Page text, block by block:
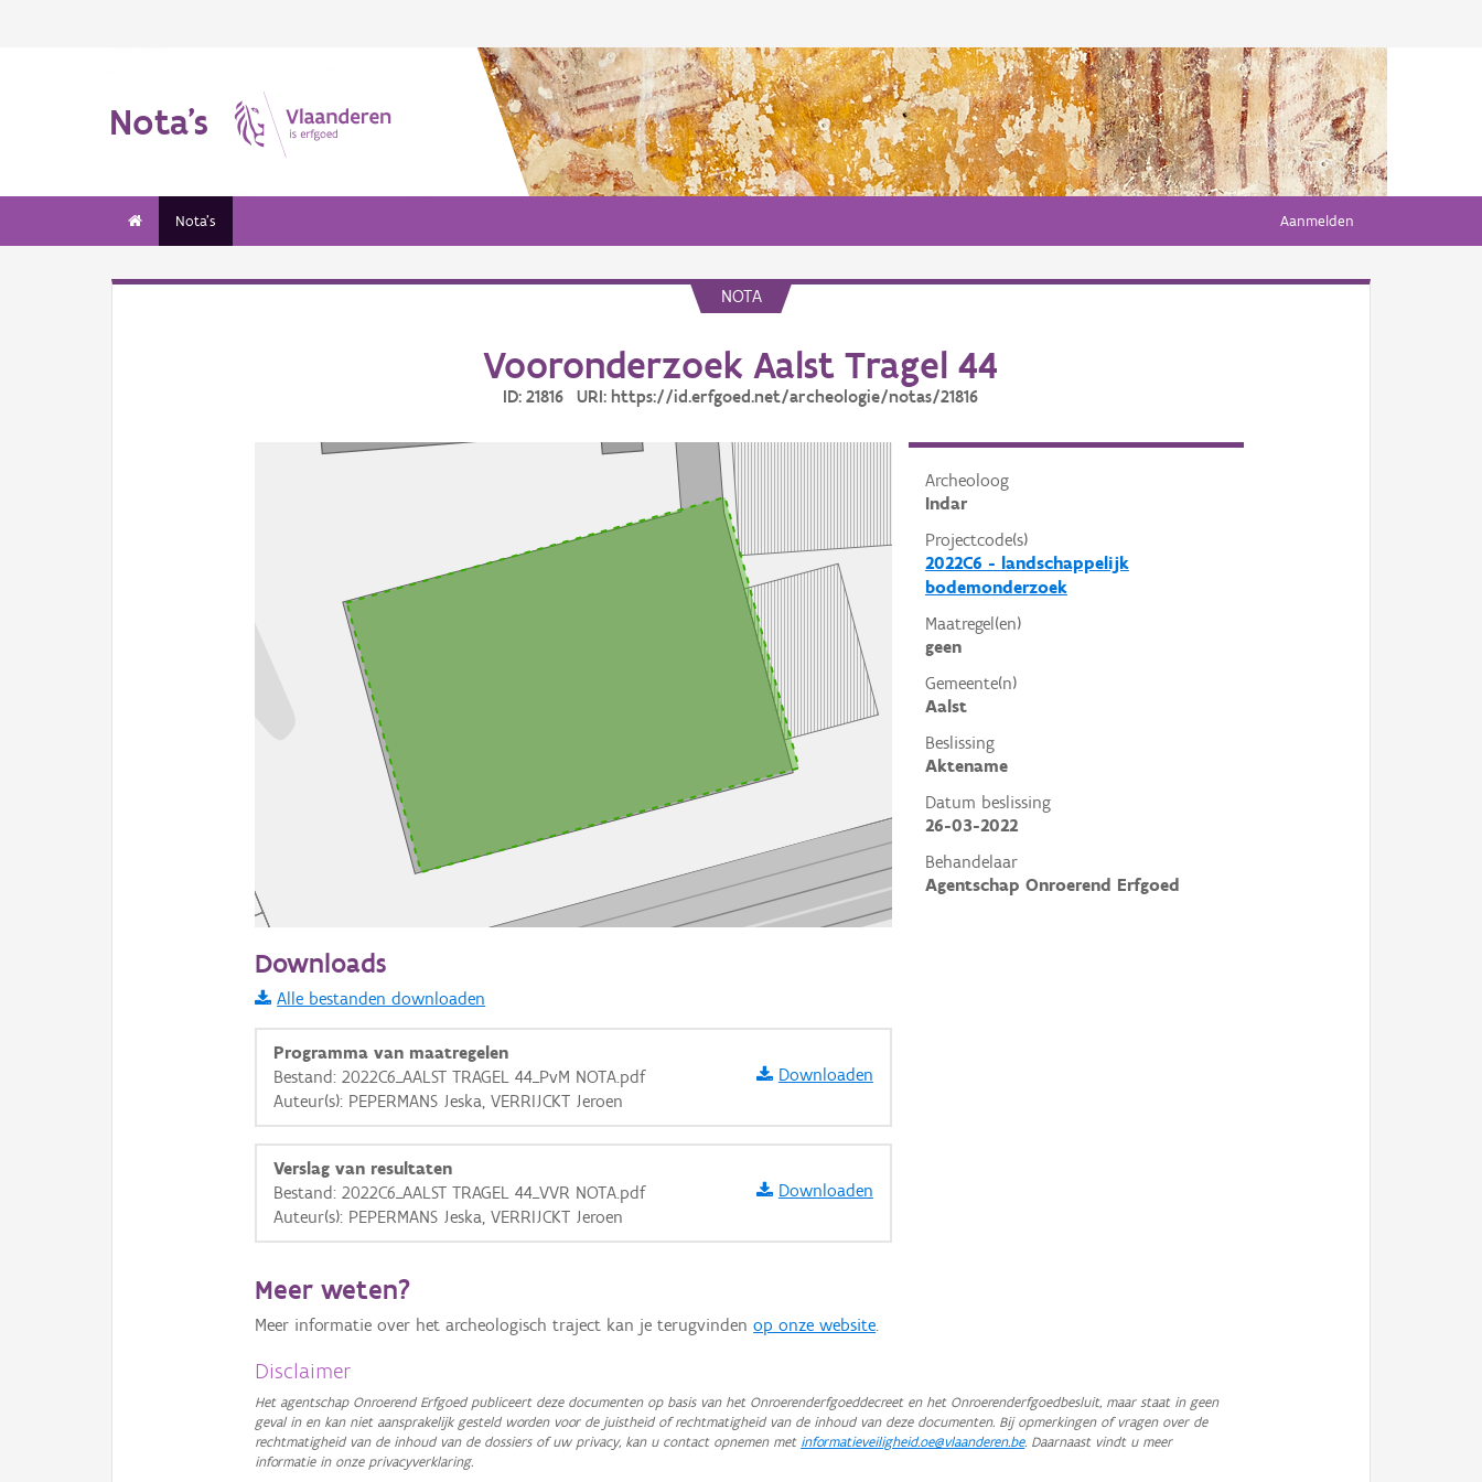
Nota's
Nota's Aanmelden
NOTA
Vooronderzoek Aalst Tragel 44
ID: 21816 URI: https://id.erfgoed.net/archeologie/notas/21816
Archeoloog
Indar
Projectcode(s)
2022C6 - landschappelijk
bodemonderzoek
Maatregel(en)
geen
Gemeente(n)
Aalst
Beslissing
Aktename
Datum beslissing
26-03-2022
Behandelaar
Agentschap Onroerend Erfgoed
Informatie Vlaanderen
i
+ −
OSM-Basiskaart
GRB-Basiskaart in grijswaarden
Downloads
Alle bestanden downloaden
Programma van maatregelen
Bestand: 2022C6_AALST TRAGEL 44_PvM NOTA.pdf
Auteur(s): PEPERMANS Jeska, VERRIJCKT Jeroen
Downloaden
Verslag van resultaten
Bestand: 2022C6_AALST TRAGEL 44_VVR NOTA.pdf
Auteur(s): PEPERMANS Jeska, VERRIJCKT Jeroen
Downloaden
Meer weten?
Meer informatie over het archeologisch traject kan je terugvindenop onze website.
Disclaimer
Het agentschap Onroerend Erfgoed publiceert deze documenten op basis van het Onroerenderfgoeddecreet en het Onroerenderfgoedbesluit, maar staat in geen
geval in en kan niet aansprakelijk gesteld worden voor de juistheid of rechtmatigheid van de inhoud van deze documenten. Bij opmerkingen of vragen over de
rechtmatigheid van de inhoud van de dossiers of uw privacy, kan u contact opnemen met informatieveiligheid.oe@vlaanderen.be. Daarnaast vindt u meer
informatie in onze privacyverklaring.